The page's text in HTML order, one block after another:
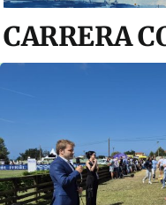
CARRERA